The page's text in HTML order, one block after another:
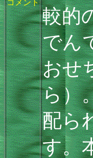
コメント
較的
でん
おせ
ら）
配ら
す。